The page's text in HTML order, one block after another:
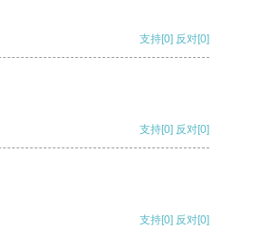
支持[0] 反对[0]
支持[0] 反对[0]
支持[0] 反对[0]